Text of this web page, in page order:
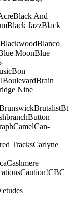
Black And
Black JazzBlack
BlackwoodBlanco
MoonBlue
Bon
BoulevardBrain
Nine
Brutalist
Button
CamelCan-
TracksCarlyne
Cashmere
Caution!CBC